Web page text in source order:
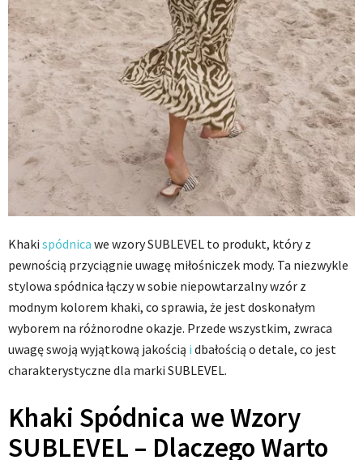
Khaki spódnica we wzory SUBLEVEL to produkt, który z
pewnością przyciągnie uwagę miłośniczek mody. Ta niezwykle
stylowa spódnica łączy w sobie niepowtarzalny wzór z
modnym kolorem khaki, co sprawia, że jest doskonałym
wyborem na różnorodne okazje. Przede wszystkim, zwraca
uwagę swoją wyjątkową jakością i dbałością o detale, co jest
charakterystyczne dla marki SUBLEVEL.
Khaki Spódnica we Wzory
SUBLEVEL – Dlaczego Warto